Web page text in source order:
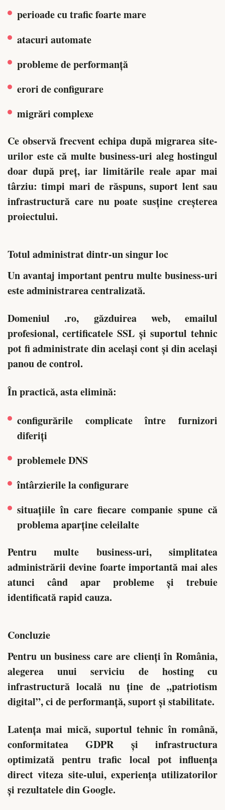
perioade cu trafic foarte mare
atacuri automate
probleme de performanță
erori de configurare
migrări complexe
Ce observă frecvent echipa după migrarea site-
urilor este că multe business-uri aleg hostingul
doar după preț, iar limitările reale apar mai
târziu: timpi mari de răspuns, suport lent sau
infrastructură care nu poate susține creșterea
proiectului.
Totul administrat dintr-un singur loc
Un avantaj important pentru multe business-uri
este administrarea centralizată.
Domeniul .ro, găzduirea web, emailul
profesional, certificatele SSL și suportul tehnic
pot fi administrate din același cont și din același
panou de control.
În practică, asta elimină:
configurările complicate între furnizori
diferiți
problemele DNS
întârzierile la configurare
situațiile în care fiecare companie spune că
problema aparține celeilalte
Pentru multe business-uri, simplitatea
administrării devine foarte importantă mai ales
atunci când apar probleme și trebuie
identificată rapid cauza.
Concluzie
Pentru un business care are clienți în România,
alegerea unui serviciu de hosting cu
infrastructură locală nu ține de „patriotism
digital”, ci de performanță, suport și stabilitate.
Latența mai mică, suportul tehnic în română,
conformitatea GDPR și infrastructura
optimizată pentru trafic local pot influența
direct viteza site-ului, experiența utilizatorilor
și rezultatele din Google.